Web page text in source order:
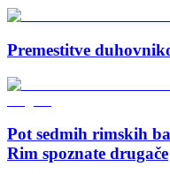
Premestitve
Pot sedmih rimskih
Rim spoznate drugače